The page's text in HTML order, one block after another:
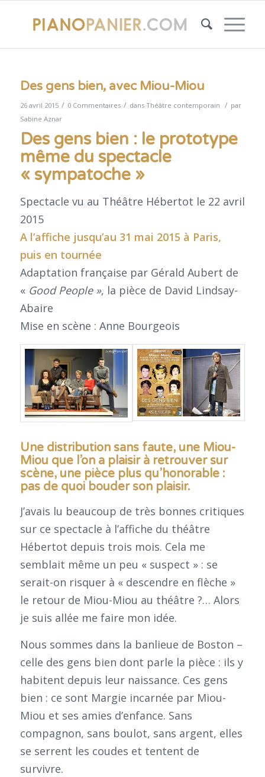
Des gens bien, avec Miou-Miou
26 avril 2015 / 0 Commentaires / dans Théâtre contemporain / par
Sabine Aznar
Des gens bien : le prototype
même du spectacle
« sympatoche »
Spectacle vu au Théâtre Hébertot le 22 avril
2015
A l’affiche jusqu’au 31 mai 2015 à Paris,
puis en tournée
Adaptation française par Gérald Aubert de
« Good People », la pièce de David Lindsay-
Abaire
Mise en scène : Anne Bourgeois
Une distribution sans faute, une Miou-
Miou que l’on a plaisir à retrouver sur
scène, une pièce plus qu’honorable :
pas de quoi bouder son plaisir.
J’avais lu beaucoup de très bonnes critiques
sur ce spectacle à l’affiche du théâtre
Hébertot depuis trois mois. Cela me
semblait même un peu « suspect » : se
serait-on risquer à « descendre en flèche »
le retour de Miou-Miou au théâtre ?… Alors
je suis allée me faire mon idée.
Nous sommes dans la banlieue de Boston –
celle des gens bien dont parle la pièce : ils y
habitent depuis leur naissance. Ces gens
bien : ce sont Margie incarnée par Miou-
Miou et ses amies d’enfance. Sans
compagnon, sans boulot, sans argent, elles
se serrent les coudes et tentent de
survivre.